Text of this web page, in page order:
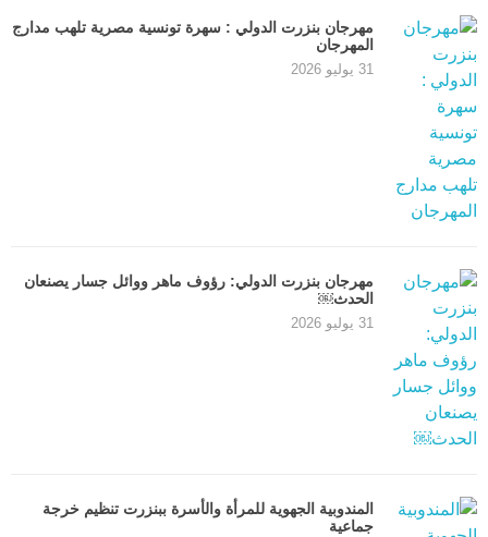
مهرجان بنزرت الدولي : سهرة تونسية مصرية تلهب مدارج
المهرجان
31 يوليو 2026
مهرجان بنزرت الدولي: رؤوف ماهر ووائل جسار يصنعان
الحدث￼
31 يوليو 2026
المندوبية الجهوية للمرأة والأسرة ببنزرت تنظيم خرجة
جماعية